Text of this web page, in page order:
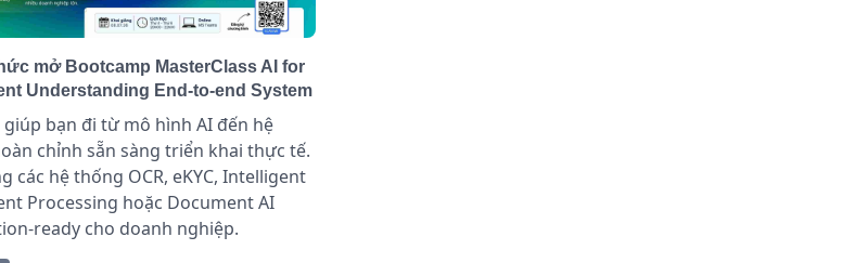
mở Bootcamp MasterClass AI for
Understanding End-to-end System
bạn đi từ mô hình AI đến hệ
chỉnh sẵn sàng triển khai thực tế.
các hệ thống OCR, eKYC, Intelligent
Processing hoặc Document AI
ready cho doanh nghiệp.